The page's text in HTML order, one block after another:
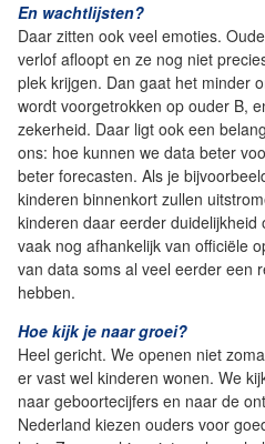
En wachtlijsten?
Daar zitten ook veel emoties.
verlof afloopt en ze nog niet
plek krijgen. Dan gaat het minder
wordt voorgetrokken op ouder B,
zekerheid. Daar ligt ook een
ons: hoe kunnen we data beter
beter forecasten. Als je
kinderen binnenkort zullen
kinderen daar eerder
vaak nog afhankelijk van officiële
van data soms al veel eerder een
hebben.
Hoe kijk je naar groei?
Heel gericht. We openen niet
er vast wel kinderen wonen. We
naar geboortecijfers en naar de
Nederland kiezen ouders voor